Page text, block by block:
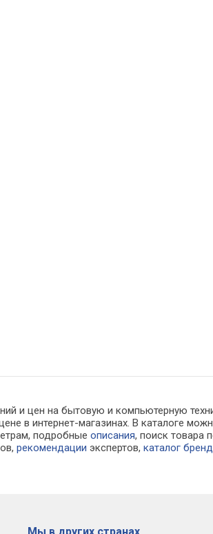
и цен на бытовую и компьютерную
в интернет-магазинах. В каталоге
подробныеописания, поиск товара
рекомендации экспертов,каталог